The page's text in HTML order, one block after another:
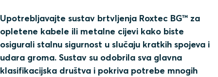
Upotrebljavajte sustav brtvljenja Roxtec BG™ za
opletene kabele ili metalne cijevi kako biste
osigurali stalnu sigurnost u slučaju kratkih spojeva i
udara groma. Sustav su odobrila sva glavna
klasifikacijska društva i pokriva potrebe mnogih